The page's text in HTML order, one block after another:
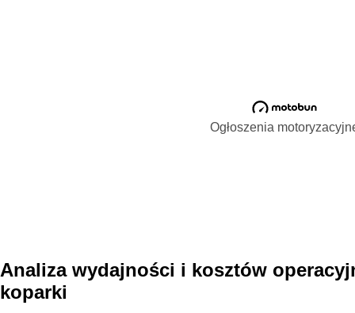
Ogłoszenia
Analiza wydajności i kosztów
koparki